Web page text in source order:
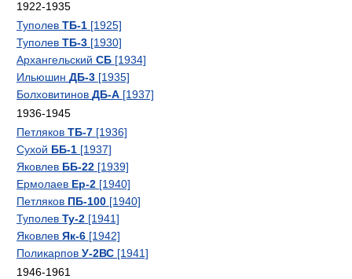
1922-1935
Туполев ТБ-1 [1925]
Туполев ТБ-3 [1930]
Архангельский СБ [1934]
Ильюшин ДБ-3 [1935]
Болховитинов ДБ-А [1937]
1936-1945
Петляков ТБ-7 [1936]
Сухой ББ-1 [1937]
Яковлев ББ-22 [1939]
Ермолаев Ер-2 [1940]
Петляков ПБ-100 [1940]
Туполев Ту-2 [1941]
Яковлев Як-6 [1942]
Поликарпов У-2ВС [1941]
1946-1961